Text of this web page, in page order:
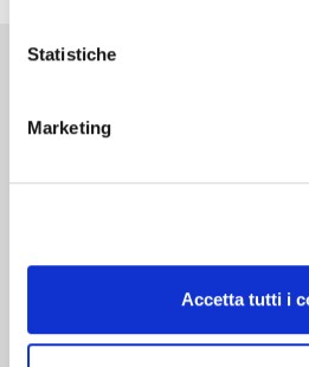
Statistiche
Marketing
Accetta tutti i
Milano 3 Dicembre
Dedicato alle cantine
curiosità, eventi da vivere